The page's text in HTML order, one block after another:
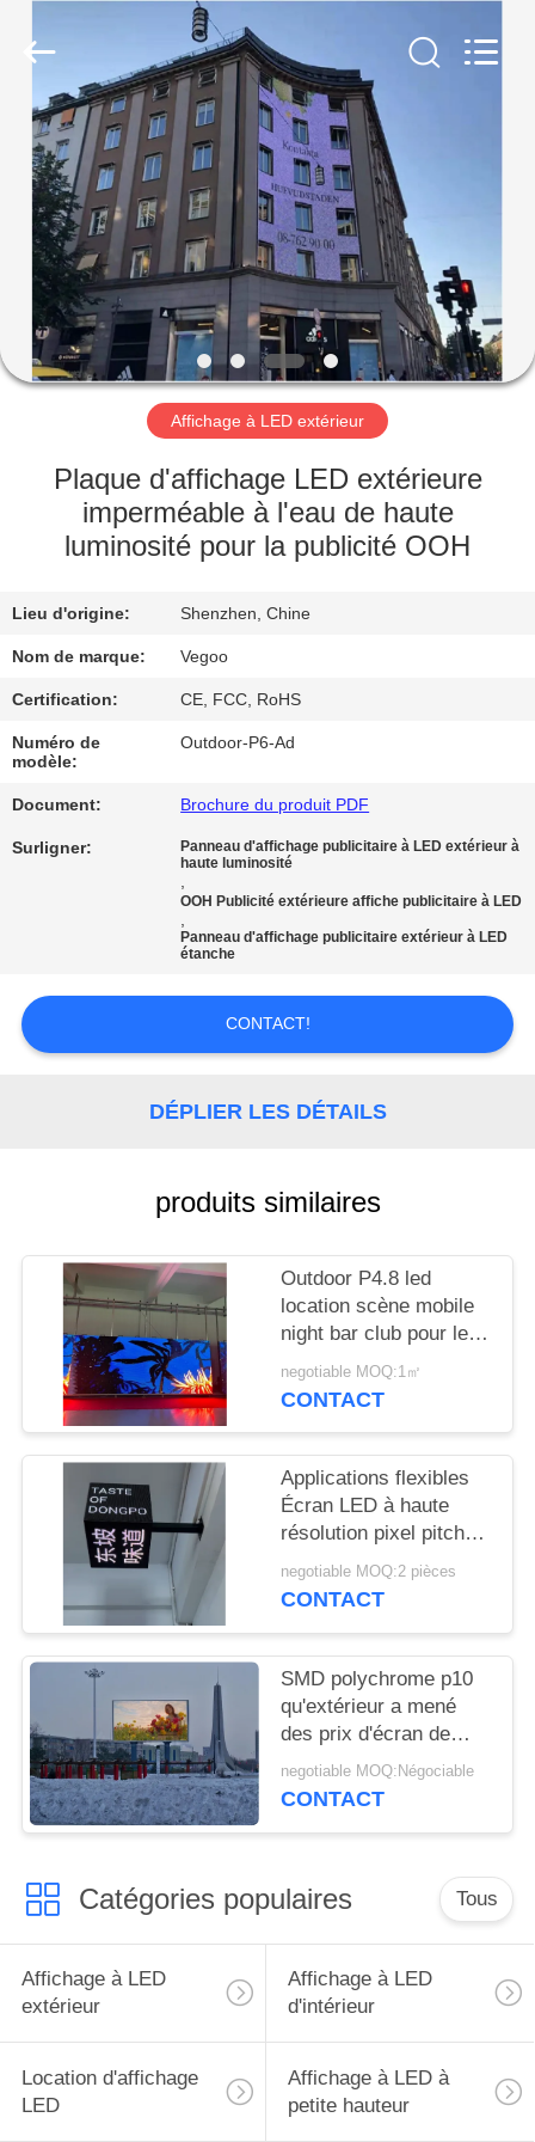
LA
MAISON
PRODUITS
VIDÉOS
PROPOS
NOUS
VISITE
DE
L'USINE
CONTRÔLE
DE
LA
CONTACTER
PLAN
SITE
PRIVACY
POLICY
Technology
Reserved.
Affichage à LED extérieur
Plaque d'affichage LED extérieure
imperméable à l'eau de haute
luminosité pour la publicité OOH
Lieu d'origine: Shenzhen, Chine
Nom de marque: Vegoo
Certification: CE, FCC, RoHS
Numéro de
modèle:
Outdoor-P6-Ad
Document: Brochure du produit PDF
Surligner:
Panneau d'affichage publicitaire à LED extérieur à
haute luminosité
,
OOH Publicité extérieure affiche publicitaire à LED
,
Panneau d'affichage publicitaire extérieur à LED
étanche
CONTACT!
DÉPLIER LES DÉTAILS
produits similaires
Outdoor P4.8 led
location scène mobile
night bar club pour le
divertissement
negotiable MOQ:1㎡
CONTACT
Applications flexibles
Écran LED à haute
résolution pixel pitch
2,5 mm pour les lieux
de divertissement
negotiable MOQ:2 pièces
CONTACT
SMD polychrome p10
qu'extérieur a mené
des prix d'écran de
visualisation a mené le
visuel à grand écran
negotiable MOQ:Négociable
CONTACT
Catégories populaires Tous
Affichage à LED
extérieur
Affichage à LED
d'intérieur
Location d'affichage
LED
Affichage à LED à
petite hauteur